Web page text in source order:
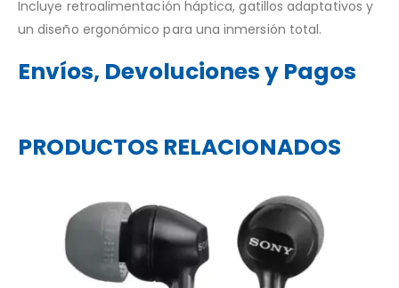
Incluye retroalimentación háptica, gatillos adaptativos y
un diseño ergonómico para una inmersión total.
Envíos, Devoluciones y Pagos
PRODUCTOS RELACIONADOS